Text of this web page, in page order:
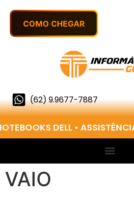
(62) 9.9677-7887
DELL •
VAIO